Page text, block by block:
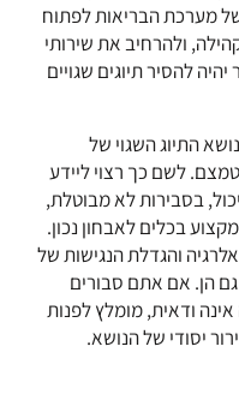
של מערכת הבריאות לפתוח
ולהרחיב את שירותי
להסיר תיוגים שגויים
התיוג השגוי של
לשם כך רצוי ליידע
בסבירות לא מבוטלת,
בכלים לאבחון נכון.
והגדלת הנגישות של
גם הן. אם אתם סבורים
ודאית, מומלץ לפנות
יסודי של הנושא.